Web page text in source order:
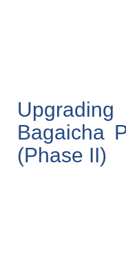
Bagaicha
(Phase II)